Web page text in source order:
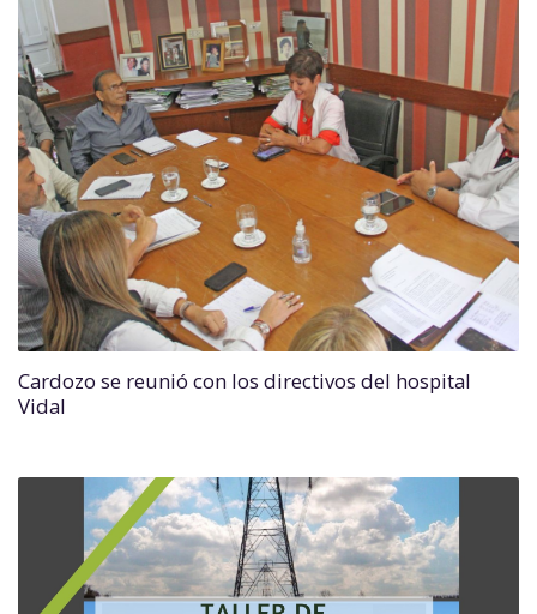
Cardozo se reunió con los directivos del hospital
Vidal